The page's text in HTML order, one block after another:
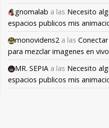
gnomalab a las Necesito
espacios publicos mis
monovidens2 a las
para mezclar imagenes en
MR. SEPIA a las Necesito
espacios publicos mis